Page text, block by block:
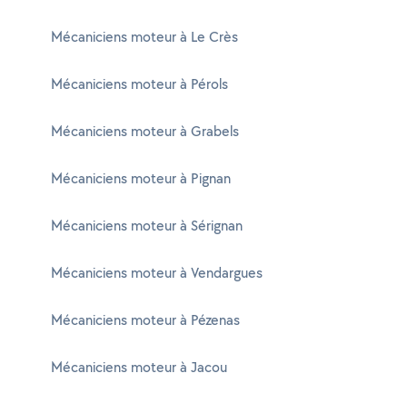
Mécaniciens moteur à Le Crès
Mécaniciens moteur à Pérols
Mécaniciens moteur à Grabels
Mécaniciens moteur à Pignan
Mécaniciens moteur à Sérignan
Mécaniciens moteur à Vendargues
Mécaniciens moteur à Pézenas
Mécaniciens moteur à Jacou